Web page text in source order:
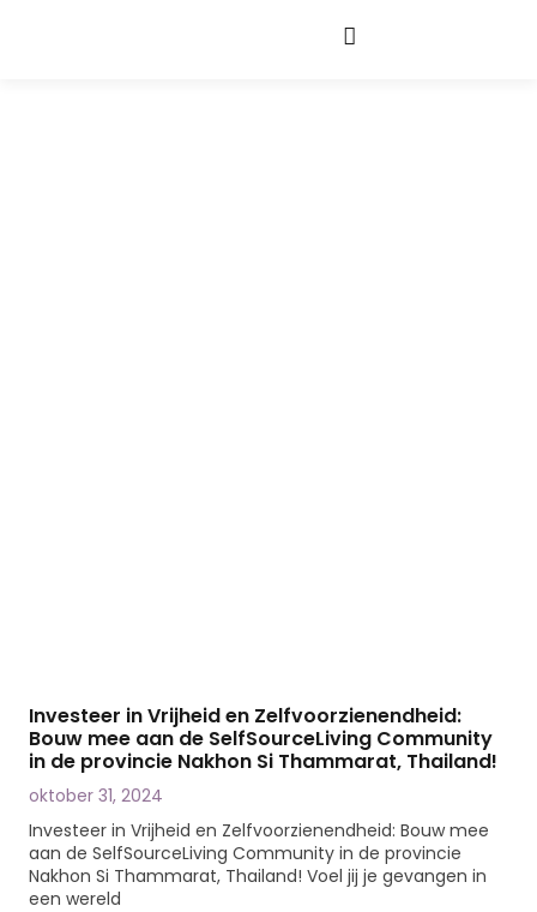
Investeer in Vrijheid en Zelfvoorzienendheid:
Bouw mee aan de SelfSourceLiving Community
in de provincie Nakhon Si Thammarat, Thailand!
oktober 31, 2024
Investeer in Vrijheid en Zelfvoorzienendheid: Bouw mee
aan de SelfSourceLiving Community in de provincie
Nakhon Si Thammarat, Thailand! Voel jij je gevangen in
een wereld